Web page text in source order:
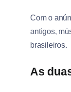
Com o
antigos,
brasileiros.
As